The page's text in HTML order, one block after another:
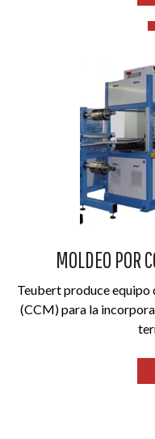
MOLDEO POR
Teubert produce equipo
(CCM) para la